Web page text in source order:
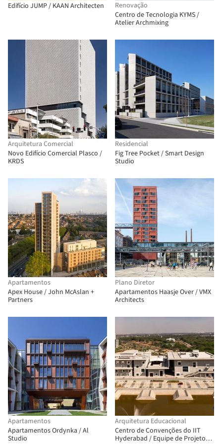
Edifício JUMP / KAAN Architecten
Renovação
Centro de Tecnologia KYMS /
Atelier Archmixing
Arquitetura Comercial
Novo Edifício Comercial Plasco /
KRDS
Residencial
Fig Tree Pocket / Smart Design
Studio
Apartamentos
Apex House / John McAslan +
Partners
Plano Diretor
Apartamentos Haasje Over / VMX
Architects
Apartamentos
Apartamentos Ordynka / Al
Studio
Arquitetura Educacional
Centro de Convenções do IIT
Hyderabad / Equipe de Projeto